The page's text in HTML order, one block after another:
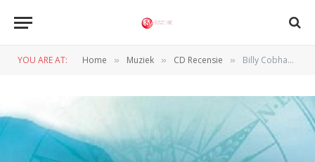
YOU ARE AT: Home » Muziek » CD Recensie » Billy Cobham – Compass Point